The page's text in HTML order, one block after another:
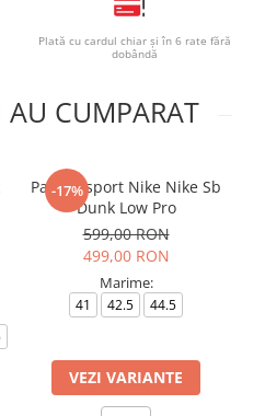
Plată cu cardul chiar și în 6 rate fără
dobândă
CUMPARAT
-17%
Pantofi sport Nike Nike Sb
Dunk Low Pro
599,00 RON
499,00 RON
Marime:
41 42.5 44.5
VEZI VARIANTE